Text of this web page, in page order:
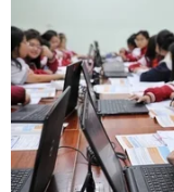
Trang mạng
tích của Phó
thuộc trường
những trường